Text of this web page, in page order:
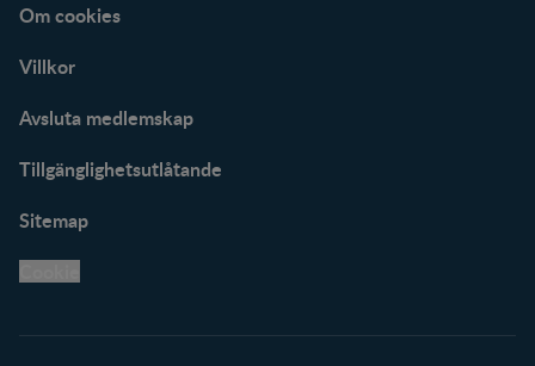
Om cookies
Villkor
Avsluta medlemskap
Tillgänglighetsutlåtande
Sitemap